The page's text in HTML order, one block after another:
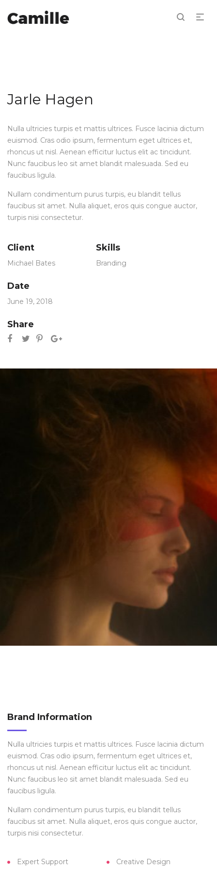
Jarle Hagen
Nulla ultricies turpis et mattis ultrices. Fusce lacinia dictum
euismod. Cras odio ipsum, fermentum eget ultrices et,
rhoncus ut nisl. Aenean efficitur luctus elit ac tincidunt.
Nunc faucibus leo sit amet blandit malesuada. Sed eu
faucibus ligula.
Nullam condimentum purus turpis, eu blandit tellus
faucibus sit amet. Nulla aliquet, eros quis congue auctor,
turpis nisi consectetur.
Client
Michael Bates
Skills
Branding
Date
June 19, 2018
Share
Brand Information
Nulla ultricies turpis et mattis ultrices. Fusce lacinia dictum
euismod. Cras odio ipsum, fermentum eget ultrices et,
rhoncus ut nisl. Aenean efficitur luctus elit ac tincidunt.
Nunc faucibus leo sit amet blandit malesuada. Sed eu
faucibus ligula.
Nullam condimentum purus turpis, eu blandit tellus
faucibus sit amet. Nulla aliquet, eros quis congue auctor,
turpis nisi consectetur.
Expert Support Creative Design